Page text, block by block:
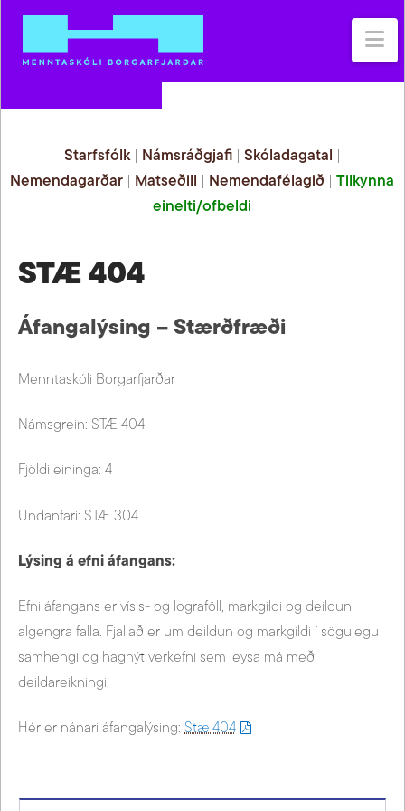
Starfsfólk| Námsráðgjafi| Skóladagatal
Nemendagarðar
Matseðill Nemendafélagið |Tilkynna
einelti/ofbeldi
STÆ 404
Áfangalýsing – Stærðfræði
Menntaskóli Borgarfjarðar
Námsgrein: STÆ 404
Fjöldi eininga: 4
Undanfari: STÆ 304
Lýsing á efni áfangans:
Efni áfangans er vísis- og lograföll, markgildi og deildun
algengra falla. Fjallað er um deildun og markgildi í sögulegu
samhengi og hagnýt verkefni sem leysa má með
deildareikningi.
Hér er nánari áfangalýsing:Stæ 404